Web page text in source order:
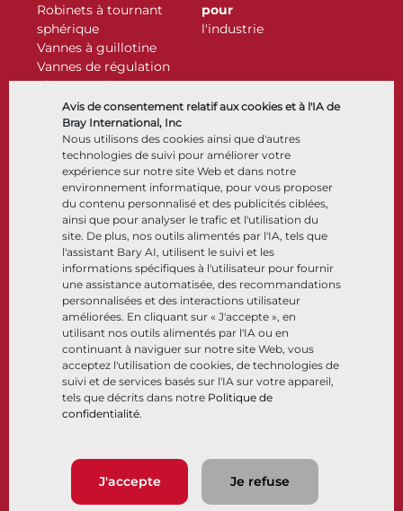
Avis de consentement relatif aux cookies et à l'IA de
Bray International, Inc
Nous utilisons des cookies ainsi que d'autres
technologies de suivi pour améliorer votre
expérience sur notre site Web et dans notre
environnement informatique, pour vous proposer
du contenu personnalisé et des publicités ciblées,
ainsi que pour analyser le trafic et l'utilisation du
site. De plus, nos outils alimentés par l'IA, tels que
l'assistant Bary AI, utilisent le suivi et les
informations spécifiques à l'utilisateur pour fournir
une assistance automatisée, des recommandations
personnalisées et des interactions utilisateur
améliorées. En cliquant sur « J'accepte », en
utilisant nos outils alimentés par l'IA ou en
continuant à naviguer sur notre site Web, vous
acceptez l'utilisation de cookies, de technologies de
suivi et de services basés sur l'IA sur votre appareil,
tels que décrits dans notre Politique de
confidentialité.
J'accepte Je refuse
Robinets à tournant
sphérique
Vannes à guillotine
Vannes de régulation
Clapets antiretour
Actionneurs
Accessoires de contrôle
Cryogénique
pour
l'industrie
Entreprise
À propos
Sites
Partenariats
Développement durable
Portail clients
Ressources
Documents
Centre de connaissance
Logiciels
Sélection de matériaux
Suivez-nous LinkedIn
© 2026 Bray International. Tous droits réservés
Politique de confidentialité